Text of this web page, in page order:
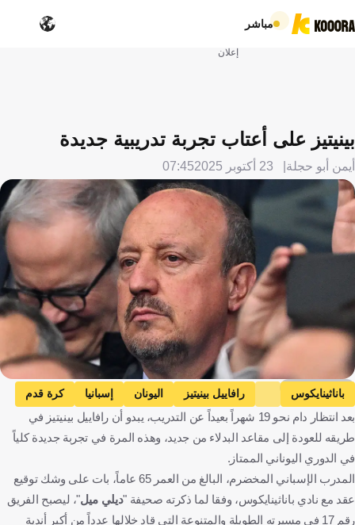
مباشر
إعلان
بينيتيز على أعتاب تجربة تدريبية جديدة
أيمن أبو حجلة 23 أكتوبر 2025 07:45
Getty Images
باناثينايكوس رافاييل بينيتيز اليونان إسبانيا كرة قدم
بعد انتظار دام نحو 19 شهراً بعيداً عن التدريب، يبدو أن رافاييل بينيتيز في
طريقه للعودة إلى مقاعد البدلاء من جديد، وهذه المرة في تجربة جديدة كلياً
في الدوري اليوناني الممتاز.
المدرب الإسباني المخضرم، البالغ من العمر 65 عاماً، بات على وشك توقيع
عقد مع نادي باناثينايكوس، وفقا لما ذكرته صحيفة "ديلي ميل"، ليصبح الفريق
رقم 17 في مسيرته الطويلة والمتنوعة التي قاد خلالها عدداً من أكبر أندية